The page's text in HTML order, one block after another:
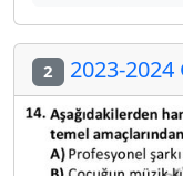
2 2023-2024